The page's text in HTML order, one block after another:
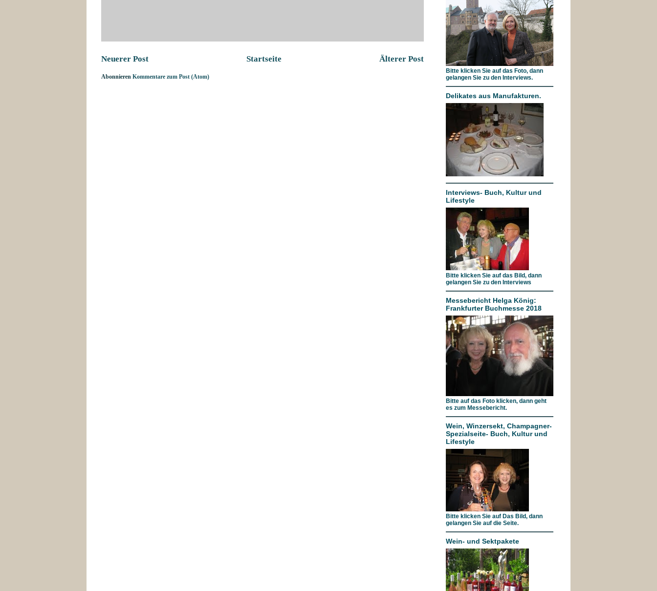
Neuerer Post Älterer Post
Startseite
Abonnieren Kommentare zum Post (Atom)
Bitte klicken Sie auf das Foto, dann
gelangen Sie zu den Interviews.
Delikates aus Manufakturen.
Interviews- Buch, Kultur und
Lifestyle
Bitte klicken Sie auf das Bild, dann
gelangen Sie zu den Interviews
Messebericht Helga König:
Frankfurter Buchmesse 2018
Bitte auf das Foto klicken, dann geht
es zum Messebericht.
Wein, Winzersekt, Champagner-
Spezialseite- Buch, Kultur und
Lifestyle
Bitte klicken Sie auf Das Bild, dann
gelangen Sie auf die Seite.
Wein- und Sektpakete